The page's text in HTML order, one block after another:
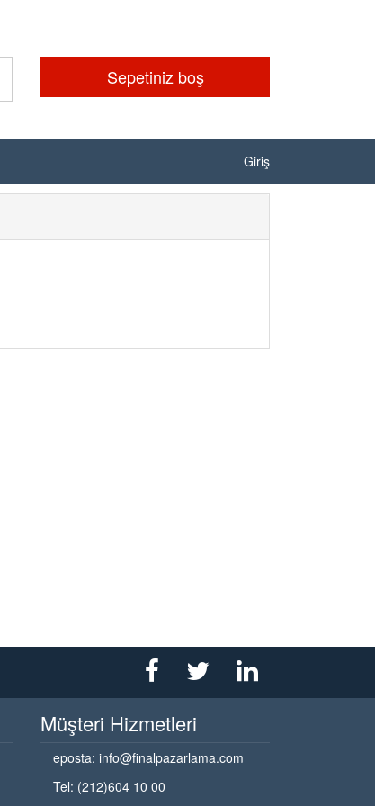
Sepetiniz boş
Giriş
Müşteri Hizmetleri
eposta: info@finalpazarlama.com
Tel: (212)604 10 00